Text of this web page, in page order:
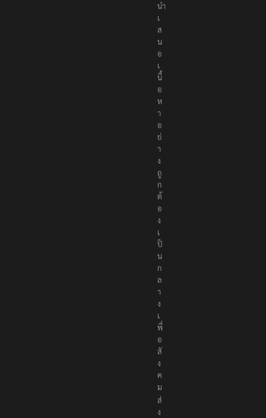
นำ
เ
ส
น
อ
เ
นื้
อ
ห
า
อ
ย่
า
ง
ถู
ก
ต้
อ
ง
เ
ป็
น
ก
ล
า
ง
เ
พื่
อ
สั
ง
ค
ม
ส่
ง